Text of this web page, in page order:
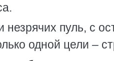
пуль, с
одной цели –